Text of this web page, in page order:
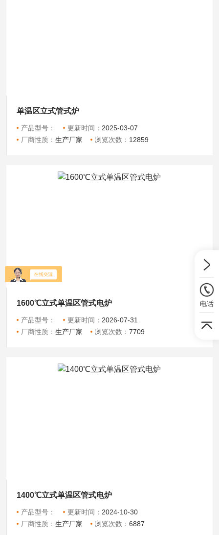
单温区立式管式炉
产品型号： 更新时间： 2025-03-07
厂商性质：生产厂家 浏览次数： 12859
1600℃立式单温区管式电炉
产品型号： 更新时间： 2026-07-31
厂商性质：生产厂家 浏览次数： 7709
1400℃立式单温区管式电炉
产品型号： 更新时间： 2024-10-30
厂商性质：生产厂家 浏览次数： 6887
电话